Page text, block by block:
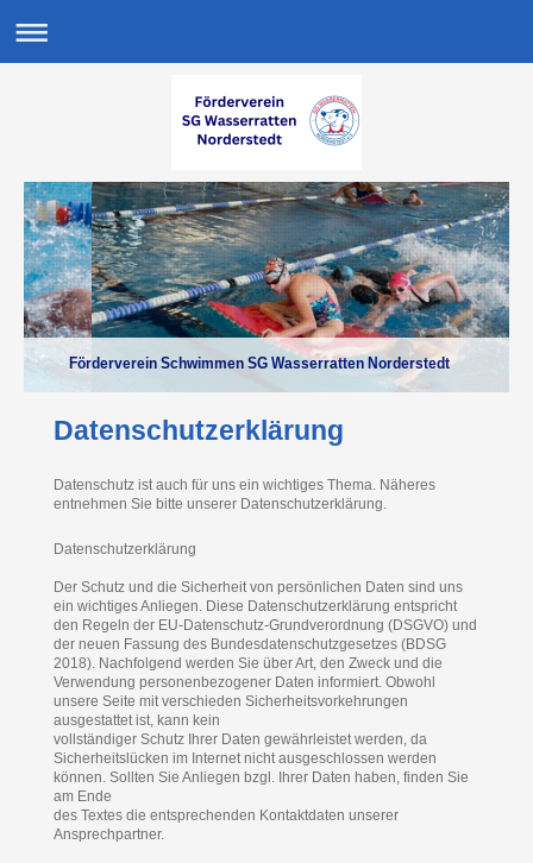
Förderverein Schwimmen SG Wasserratten Norderstedt
Datenschutzerklärung
Datenschutz ist auch für uns ein wichtiges Thema. Näheres
entnehmen Sie bitte unserer Datenschutzerklärung.
Datenschutzerklärung
Der Schutz und die Sicherheit von persönlichen Daten sind uns
ein wichtiges Anliegen. Diese Datenschutzerklärung entspricht
den Regeln der EU-Datenschutz-Grundverordnung (DSGVO) und
der neuen Fassung des Bundesdatenschutzgesetzes (BDSG
2018). Nachfolgend werden Sie über Art, den Zweck und die
Verwendung personenbezogener Daten informiert. Obwohl
unsere Seite mit verschieden Sicherheitsvorkehrungen
ausgestattet ist, kann kein
vollständiger Schutz Ihrer Daten gewährleistet werden, da
Sicherheitslücken im Internet nicht ausgeschlossen werden
können. Sollten Sie Anliegen bzgl. Ihrer Daten haben, finden Sie
am Ende
des Textes die entsprechenden Kontaktdaten unserer
Ansprechpartner.